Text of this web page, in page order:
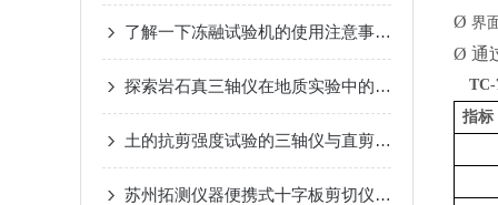
了解一下冻融试验机的使用注意事项吧
探索岩石真三轴仪在地质实验中的应用与优势
土的抗剪强度试验的三轴仪与直剪仪的比较
苏州拓测仪器便携式十字板剪切仪说明书
Ø 界
Ø 通
TC-
指标